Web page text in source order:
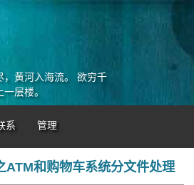
，黄河入海流。 欲穷千
层楼。
系 管理
ATM和购物车系统分文件处理